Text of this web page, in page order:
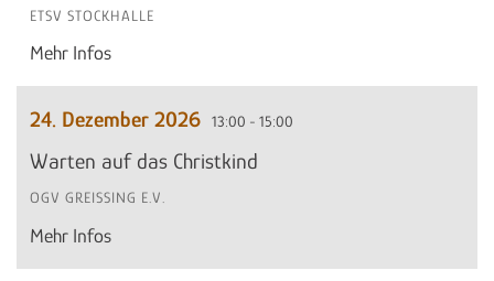
ETSV STOCKHALLE
Mehr Infos
24. Dezember 2026 13:00 - 15:00
Warten auf das Christkind
OGV GREISSING E.V.
Mehr Infos